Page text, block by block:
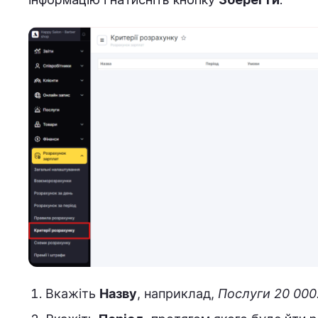
Вкажіть Назву, наприклад, Послуги 20